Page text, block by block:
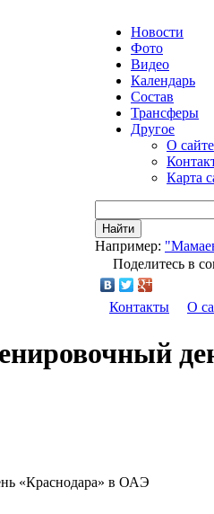
Новости
Фото
Видео
Календарь
Состав
Трансферы
Другое
О сайте
Карта
Найти
Например:
Поделитесь в
Контакты О